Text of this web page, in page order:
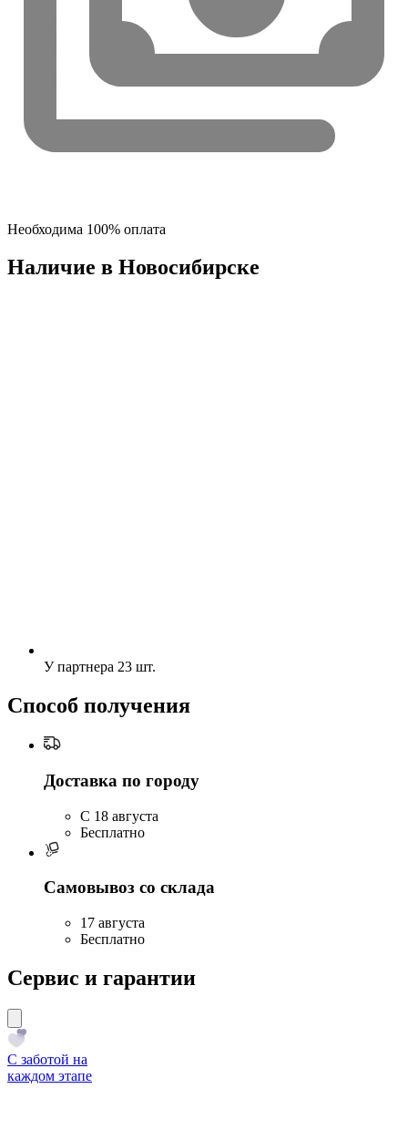
Необходима 100% оплата
Наличие в Новосибирскe
У партнера 23 шт.
Способ получения
Доставка по городу
C 18 августа
Бесплатно
Самовывоз со склада
17 августа
Бесплатно
Сервис и гарантии
С заботой на
каждом этапе